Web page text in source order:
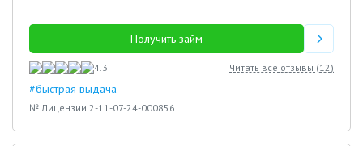
Получить займ
4.3 Читать все отзывы (12)
#быстрая выдача
№ Лицензии 2-11-07-24-000856